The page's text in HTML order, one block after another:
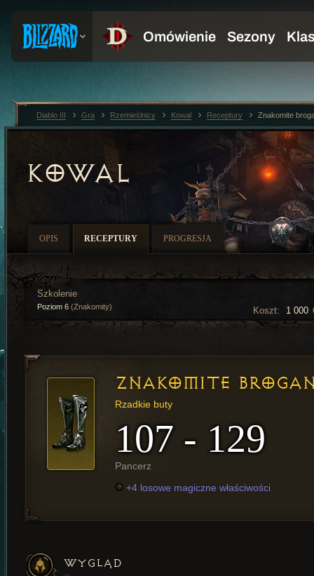
KOWAL
OPIS RECEPTURY PROGRESJA
Koszt: 1 000
Szkolenie
Poziom 6 (Znakomity)
ZNAKOMITE
Rzadkie buty
107 - 129
Pancerz
+4 losowe magiczne właściwości
WYGLĄD
Diablo III Gra Rzemieślnicy Kowal Receptury Znakomite